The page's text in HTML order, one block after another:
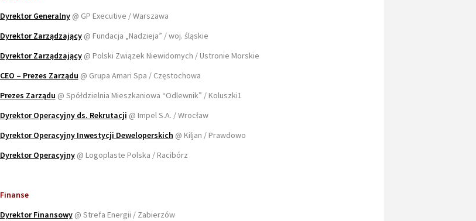
Dyrektor Generalny@ GP Executive / Warszawa
Dyrektor Zarządzający @ Fundacja „Nadzieja” / woj. śląskie
Dyrektor Zarządzający @ Polski Związek Niewidomych / Ustronie Morskie
CEO – Prezes Zarządu @ Grupa Amari Spa / Częstochowa
Prezes Zarządu @ Spółdzielnia Mieszkaniowa “Odlewnik” / Koluszki1
Dyrektor Operacyjny ds. Rekrutacji @ Impel S.A. / Wrocław
Dyrektor Operacyjny Inwestycji Deweloperskich @ Kiljan / Prawdowo
Dyrektor Operacyjny @ Logoplaste Polska / Racibórz
Finanse
Dyrektor Finansowy @ Strefa Energii / Zabierzów